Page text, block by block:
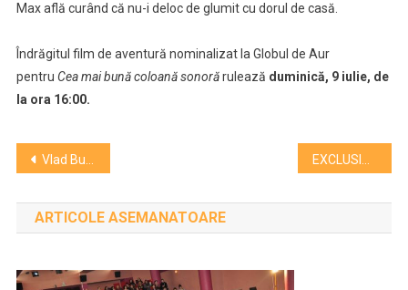
Max află curând că nu-i deloc de glumit cu dorul de casă.
Îndrăgitul film de aventură nominalizat la Globul de Aur
pentru Cea mai bună coloană sonorărulează duminică, 9 iulie, de
la ora 16:00.
Navigare
în
articole
Vlad Bulgăr expune artă textilă la Turnul Croitorilor EXCLUSIV Dirijorul permanent al Filarmonicii ”Transilvania”, Gabriel Bebeșelea, a plecat din Cluj!
ARTICOLE ASEMANATOARE